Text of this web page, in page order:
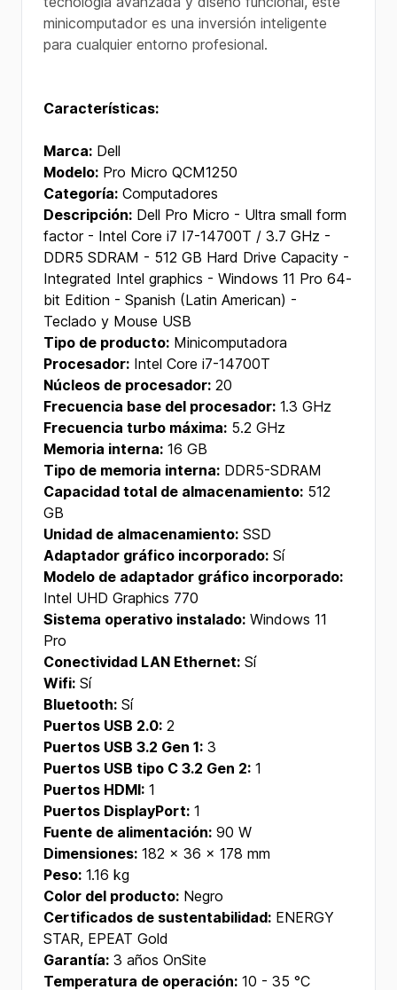
minicomputador es una inversión inteligente
para cualquier entorno profesional.
Características:
Marca: Dell
Modelo: Pro Micro QCM1250
Categoría: Computadores
Descripción: Dell Pro Micro - Ultra small form
factor - Intel Core i7 I7-14700T / 3.7 GHz -
DDR5 SDRAM - 512 GB Hard Drive Capacity -
Integrated Intel graphics - Windows 11 Pro 64-
bit Edition - Spanish (Latin American) -
Teclado y Mouse USB
Tipo de producto: Minicomputadora
Procesador: Intel Core i7-14700T
Núcleos de procesador: 20
Frecuencia base del procesador: 1.3 GHz
Frecuencia turbo máxima: 5.2 GHz
Memoria interna: 16 GB
Tipo de memoria interna: DDR5-SDRAM
Capacidad total de almacenamiento: 512
GB
Unidad de almacenamiento: SSD
Adaptador gráfico incorporado: Sí
Modelo de adaptador gráfico incorporado:
Intel UHD Graphics 770
Sistema operativo instalado: Windows 11
Pro
Conectividad LAN Ethernet: Sí
Wifi: Sí
Bluetooth: Sí
Puertos USB 2.0: 2
Puertos USB 3.2 Gen 1: 3
Puertos USB tipo C 3.2 Gen 2: 1
Puertos HDMI: 1
Puertos DisplayPort: 1
Fuente de alimentación: 90 W
Dimensiones: 182 × 36 × 178 mm
Peso: 1.16 kg
Color del producto: Negro
Certificados de sustentabilidad: ENERGY
STAR, EPEAT Gold
Garantía: 3 años OnSite
Temperatura de operación: 10 - 35 °C